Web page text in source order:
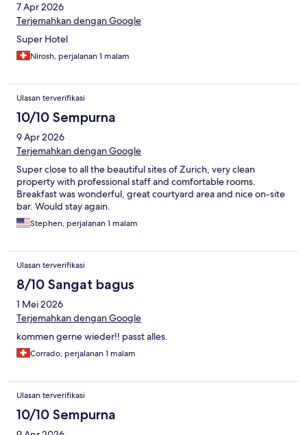
7 Apr 2026
Terjemahkan dengan Google
Super Hotel
Nirosh, perjalanan 1 malam
Ulasan terverifikasi
10/10 Sempurna
9 Apr 2026
Terjemahkan dengan Google
Super close to all the beautiful sites of Zurich, very clean
property with professional staff and comfortable rooms.
Breakfast was wonderful, great courtyard area and nice on-site
bar. Would stay again.
Stephen, perjalanan 1 malam
Ulasan terverifikasi
8/10 Sangat bagus
1 Mei 2026
Terjemahkan dengan Google
kommen gerne wieder!! passt alles.
Corrado, perjalanan 1 malam
Ulasan terverifikasi
10/10 Sempurna